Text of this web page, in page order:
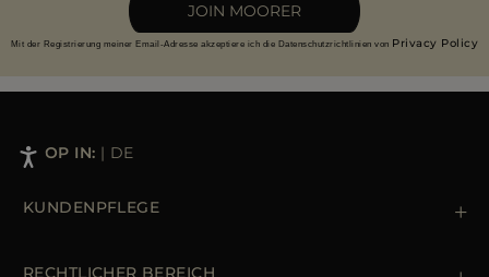
JOIN MOORER
Mit der Registrierung meiner Email-Adresse akzeptiere ich die Datenschutzrichtlinien von Privacy Policy
SHOP IN: | DE
KUNDENPFLEGE
RECHTLICHER BEREICH